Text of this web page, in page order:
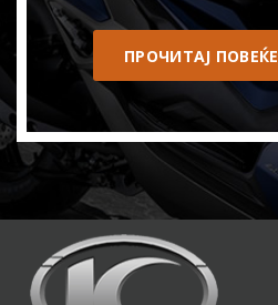
ПРОЧИТАЈ ПОВЕЌЕ